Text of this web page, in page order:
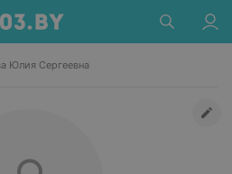
Юлия Сергеевна